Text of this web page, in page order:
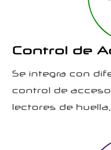
Control de
Se integra con
control de
lectores de